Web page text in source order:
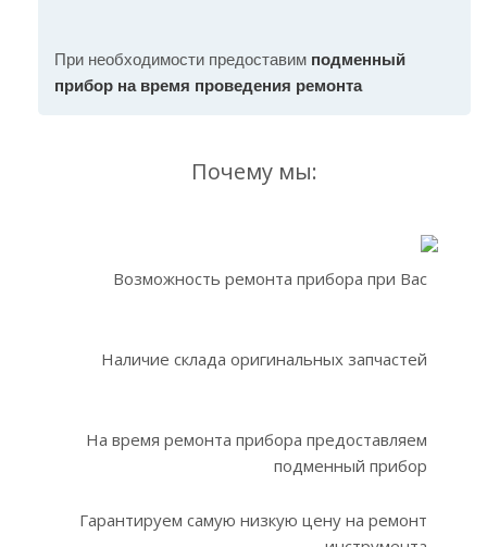
При необходимости предоставим подменный
прибор на время проведения ремонта
Почему мы:
Возможность ремонта прибора при Вас
Наличие склада оригинальных запчастей
На время ремонта прибора предоставляем
подменный прибор
Гарантируем самую низкую цену на ремонт